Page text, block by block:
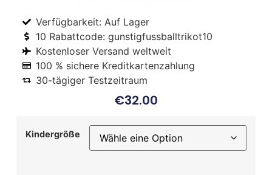
Verfügbarkeit: Auf Lager
10 Rabattcode: gunstigfussballtrikot10
Kostenloser Versand weltweit
100 % sichere Kreditkartenzahlung
30-tägiger Testzeitraum
€32.00
Kindergröße